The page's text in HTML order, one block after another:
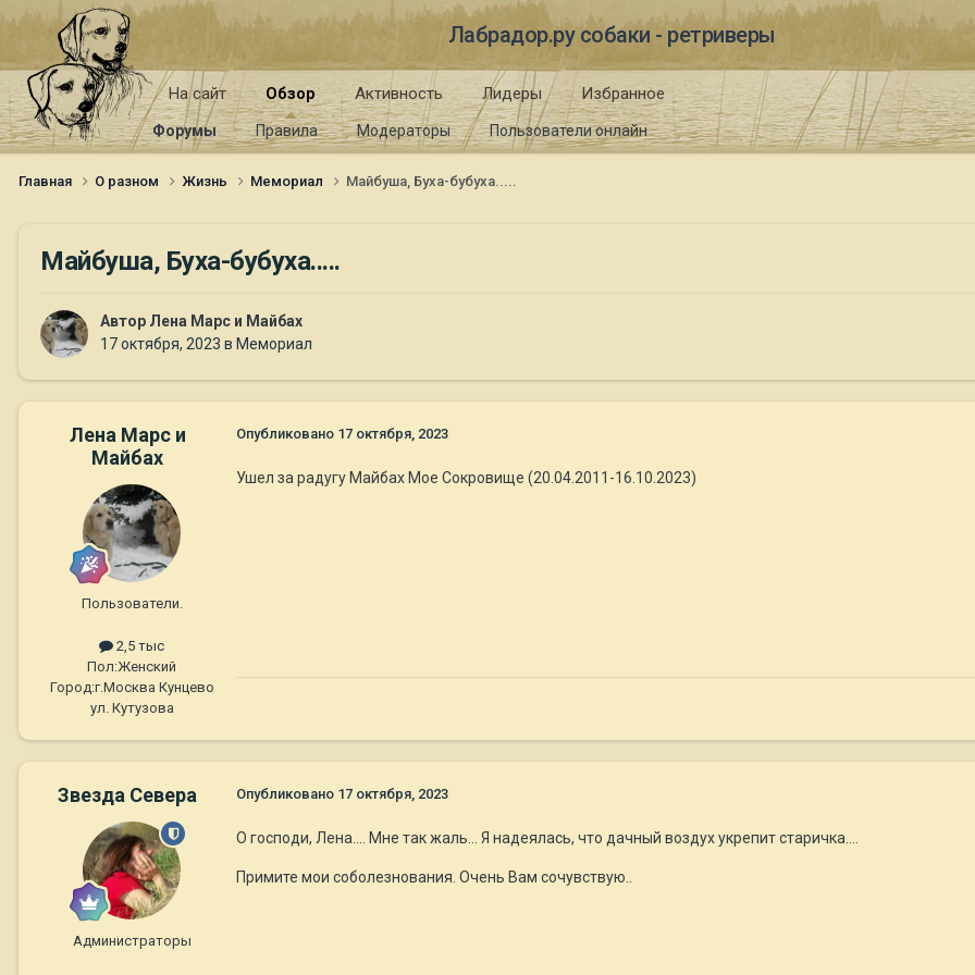
Лабрадор.ру собаки - ретриверы
На сайт Обзор
Форумы Правила Модераторы Пользователи онлайн
Активность Лидеры Избранное
Главная О разном Жизнь Мемориал Майбуша, Буха-бубуха.....
Майбуша, Буха-бубуха.....
Автор Лена Марс и Майбах
17 октября, 2023 в Мемориал
Лена Марс и
Майбах
Пользователи.
2,5 тыс
Пол:Женский
Город:г.Москва Кунцево
ул. Кутузова
Опубликовано 17 октября, 2023
Ушел за радугу Майбах Мое Сокровище (20.04.2011-16.10.2023)
Звезда Севера
Администраторы
Опубликовано 17 октября, 2023
О господи, Лена.... Мне так жаль... Я надеялась, что дачный воздух укрепит старичка....
Примите мои соболезнования. Очень Вам сочувствую..